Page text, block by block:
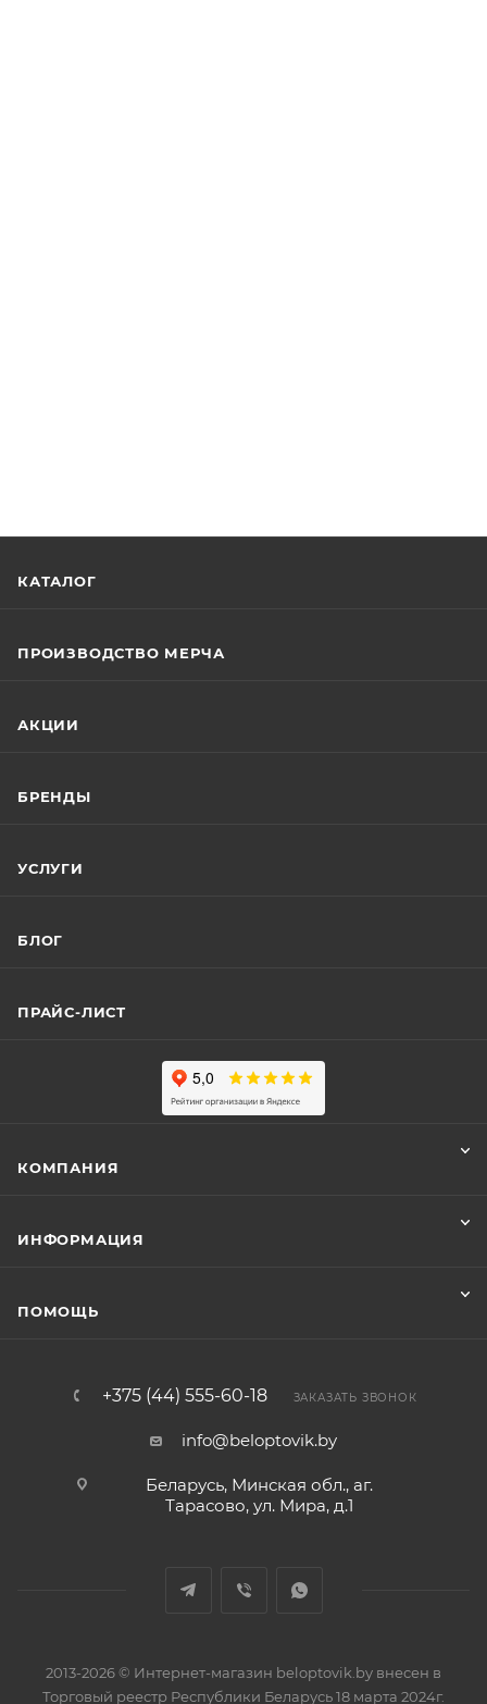
КАТАЛОГ
ПРОИЗВОДСТВО МЕРЧА
АКЦИИ
БРЕНДЫ
УСЛУГИ
БЛОГ
ПРАЙС-ЛИСТ
КОМПАНИЯ
ИНФОРМАЦИЯ
ПОМОЩЬ
+375 (44) 555-60-18 ЗАКАЗАТЬ ЗВОНОК
info@beloptovik.by
Беларусь, Минская обл., аг.
Тарасово, ул. Мира, д.1
2013-2026 © Интернет-магазин beloptovik.by внесен в
Торговый реестр Республики Беларусь 18 марта 2024г.